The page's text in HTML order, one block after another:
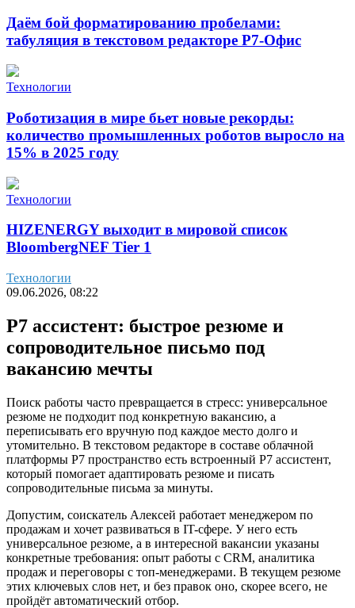
Даём бой форматированию пробелами:
табуляция в текстовом редакторе Р7-Офис
Технологии
Роботизация в мире бьет новые рекорды:
количество промышленных роботов выросло на
15% в 2025 году
Технологии
HIZENERGY выходит в мировой список
BloombergNEF Tier 1
Технологии
09.06.2026, 08:22
Р7 ассистент: быстрое резюме и
сопроводительное письмо под
вакансию мечты
Поиск работы часто превращается в стресс: универсальное
резюме не подходит под конкретную вакансию, а
переписывать его вручную под каждое место долго и
утомительно. В текстовом редакторе в составе облачной
платформы Р7 пространство есть встроенный Р7 ассистент,
который помогает адаптировать резюме и писать
сопроводительные письма за минуты.
Допустим, соискатель Алексей работает менеджером по
продажам и хочет развиваться в IT-сфере. У него есть
универсальное резюме, а в интересной вакансии указаны
конкретные требования: опыт работы с CRM, аналитика
продаж и переговоры с топ-менеджерами. В текущем резюме
этих ключевых слов нет, и без правок оно, скорее всего, не
пройдёт автоматический отбор.